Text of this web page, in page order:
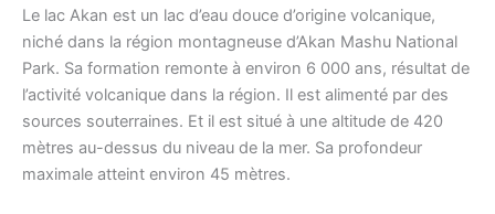
Le lac Akan est un lac d’eau douce d’origine volcanique,
niché dans la région montagneuse d’Akan Mashu National
Park. Sa formation remonte à environ 6 000 ans, résultat de
l’activité volcanique dans la région. Il est alimenté par des
sources souterraines. Et il est situé à une altitude de 420
mètres au-dessus du niveau de la mer. Sa profondeur
maximale atteint environ 45 mètres.